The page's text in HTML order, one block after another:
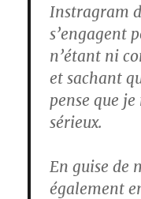
Instragram
s’engagent
n’étant ni
et sachant
pense que
sérieux.
En guise de
également